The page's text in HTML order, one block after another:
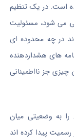
است. در یک تنظیم
می شود، مسئولیت
در چه محدوده ای
های هشداردهنده
جز نااطمینانی
را به وضعیتی میان
پیدا کرده اند